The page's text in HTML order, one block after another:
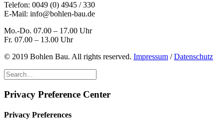
Telefon: 0049 (0) 4945 / 330
E-Mail: info@bohlen-bau.de
Mo.-Do. 07.00 – 17.00 Uhr
Fr. 07.00 – 13.00 Uhr
© 2019 Bohlen Bau. All rights reserved. Impressum /Datenschutz
Privacy Preference Center
Privacy Preferences